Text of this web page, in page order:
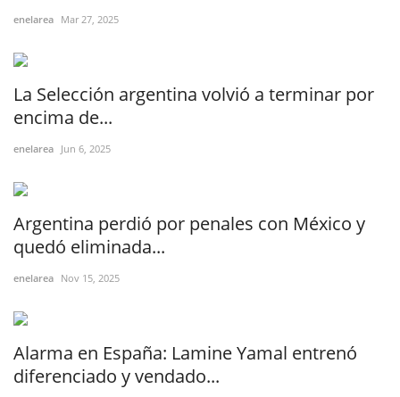
enelarea Mar 27, 2025
La Selección argentina volvió a terminar por
encima de...
enelarea Jun 6, 2025
Argentina perdió por penales con México y
quedó eliminada...
enelarea Nov 15, 2025
Alarma en España: Lamine Yamal entrenó
diferenciado y vendado...